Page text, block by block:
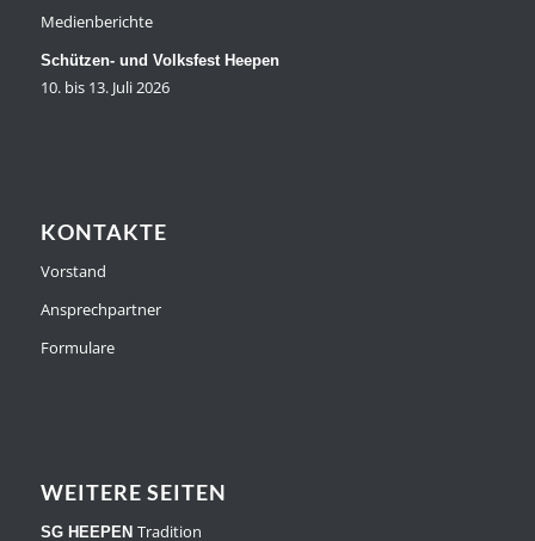
Medienberichte
Schützen- und Volksfest Heepen
10. bis 13. Juli 2026
KONTAKTE
Vorstand
Ansprechpartner
Formulare
WEITERE SEITEN
SG HEEPEN Tradition